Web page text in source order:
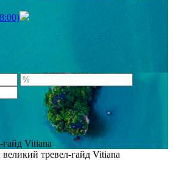
гайд Vitiana
великий тревел-гайд Vitiana